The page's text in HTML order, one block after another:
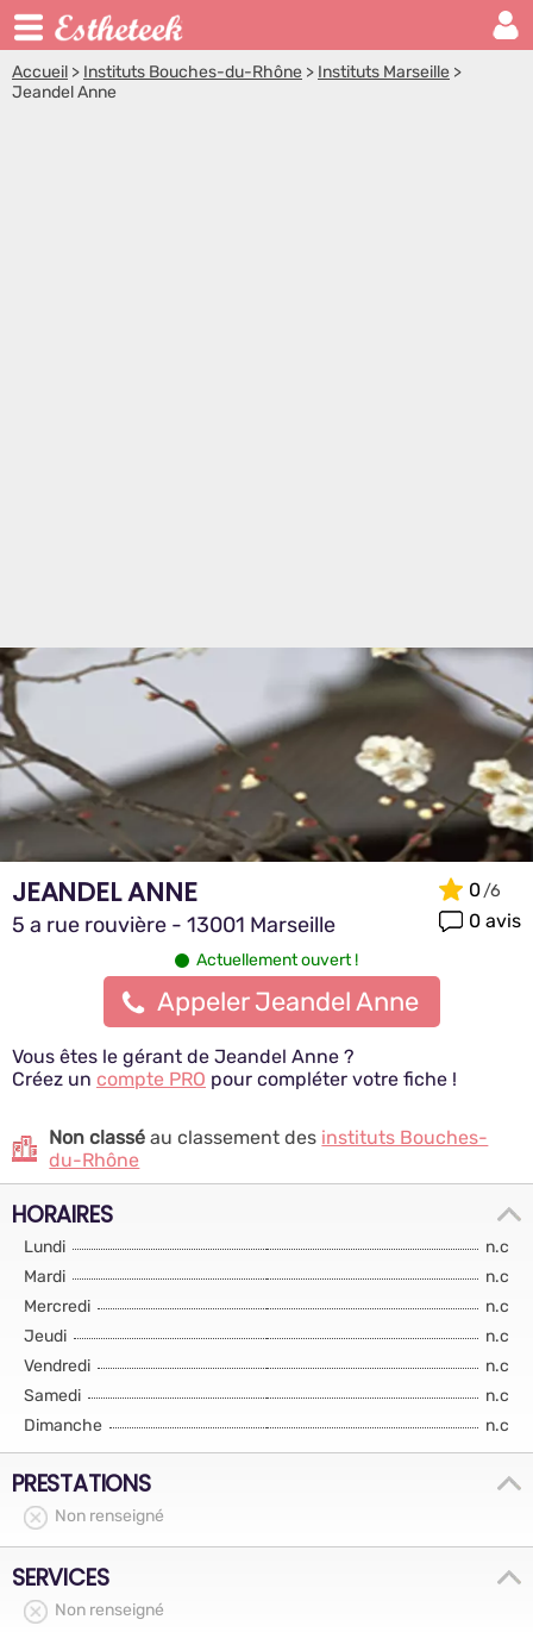
Accueil > Instituts Bouches-du-Rhône > Instituts Marseille >
Jeandel Anne
JEANDEL ANNE
5 a rue rouvière - 13001 Marseille
0
0 avis
Actuellement ouvert !
Appeler Jeandel Anne
Vous êtes le gérant de Jeandel Anne ?
Créez un compte PRO pour compléter votre fiche !
Non classé au classement des instituts Bouches-
du-Rhône
HORAIRES
Lundi
n.c
Mardi
n.c
Mercredi
n.c
Jeudi
n.c
Vendredi
n.c
Samedi
n.c
Dimanche
n.c
PRESTATIONS
Non renseigné
SERVICES
Non renseigné